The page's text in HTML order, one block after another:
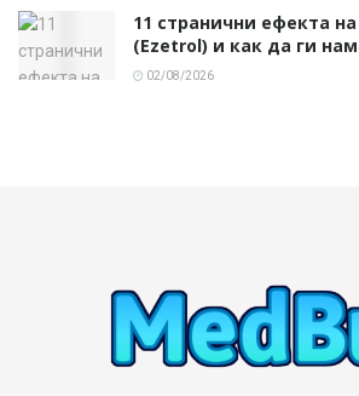
11 странични ефекта
(Ezetrol) и как да ги
02/08/2026